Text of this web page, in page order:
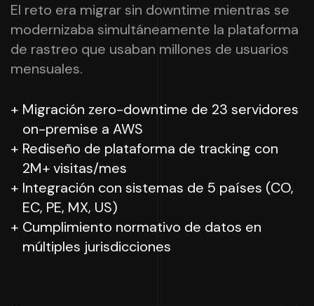
El reto era migrar sin downtime mientras se
modernizaba simultáneamente la plataforma
de rastreo que usaban millones de usuarios
mensuales.
Migración zero-downtime de 23 servidores
on-premise a AWS
Rediseño de plataforma de tracking con
2M+ visitas/mes
Integración con sistemas de 5 países (CO,
EC, PE, MX, US)
Cumplimiento normativo de datos en
múltiples jurisdicciones